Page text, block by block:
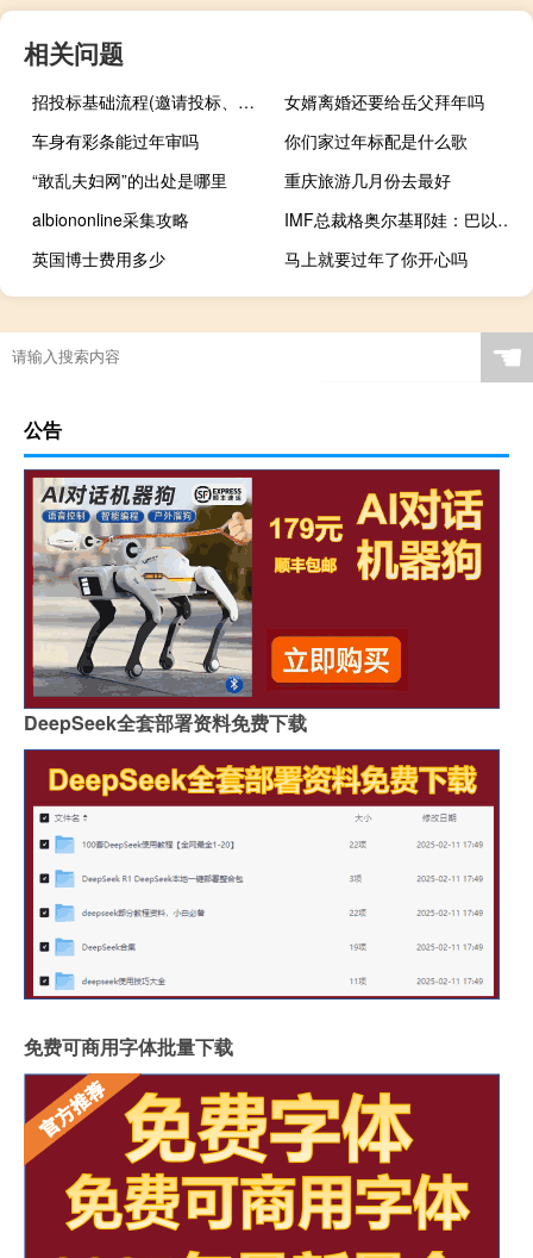
相关问题
招投标基础流程(邀请投标、文件评审、合同签订、验收和支付)
女婿离婚还要给岳父拜年吗
车身有彩条能过年审吗
你们家过年标配是什么歌
“敢乱夫妇网”的出处是哪里
重庆旅游几月份去最好
albiononline采集攻略
IMF总裁格奥尔基耶娃：巴以冲突对全球经济的影响非常有限但如果发生意外或长期冲突影响将会扩大
英国博士费用多少
马上就要过年了你开心吗
案件信息查询一直是空白（案件信息查询平台）
☚
公告
DeepSeek全套部署资料免费下载
免费可商用字体批量下载